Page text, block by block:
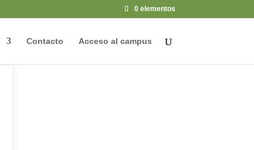
0 elementos
Contacto Acceso al campus